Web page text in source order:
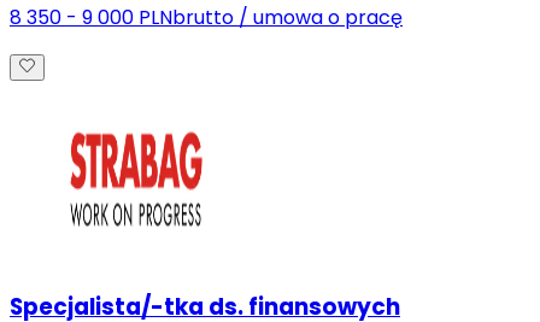
8 350 - 9 000 PLNbrutto / umowa o pracę
Specjalista/-tka ds. finansowych